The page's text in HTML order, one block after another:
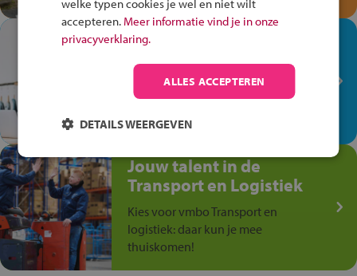
In de winkel ben je op je
plek!
Ontdek via het vmbo jouw talent
op de winkelvloer, waar elke dag
anders is!
Jouw talent in de
Transport en Logistiek
Kies voor vmbo Transport en
logistiek: daar kun je mee
thuiskomen!
welke typen cookies je wel en niet wilt
accepteren. Meer informatie vind je in onze
privacyverklaring.
ALLES ACCEPTEREN
DETAILS WEERGEVEN